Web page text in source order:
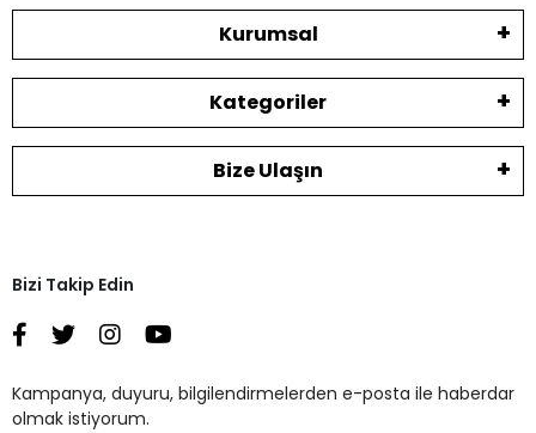
Kurumsal
Kategoriler
Bize Ulaşın
Bizi Takip Edin
Kampanya, duyuru, bilgilendirmelerden e-posta ile haberdar
olmak istiyorum.